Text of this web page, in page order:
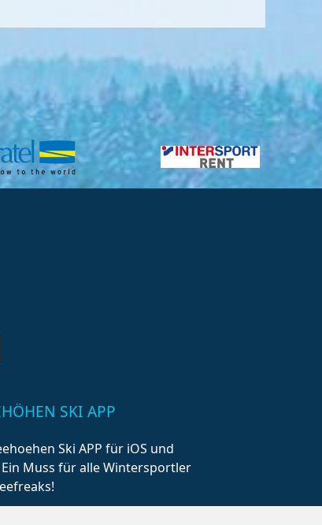
SKI APP
Ski APP für iOS und
Muss für alle Wintersportler